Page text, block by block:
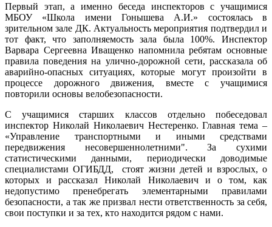
Первый этап, а именно беседа инспекторов с учащимися
МБОУ «Школа имени Гонышева А.И.» состоялась в
зрительном зале ДК. Актуальность мероприятия подтвердил и
тот факт, что заполняемость зала была 100%. Инспектор
Варвара Сергеевна Иващенко напомнила ребятам основные
правила поведения на улично-дорожной сети, рассказала об
аварийно-опасных ситуациях, которые могут произойти в
процессе дорожного движения, вместе с учащимися
повторили основы велобезопасности.
С учащимися старших классов отдельно побеседовал
инспектор Николай Николаевич Нестеренко. Главная тема –
«Управление транспортными и иными средствами
передвижения несовершеннолетними". За сухими
статистическими данными, периодически доводимые
специалистами ОГИБДД, стоят жизни детей и взрослых, о
которых и рассказал Николай Николаевич и о том, как
недопустимо пренебрегать элементарными правилами
безопасности, а так же призвал нести ответственность за себя,
свои поступки и за тех, кто находится рядом с нами.